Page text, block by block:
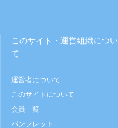
このサイト・運営組織につい
て
運営者について
このサイトについて
会員一覧
パンフレット